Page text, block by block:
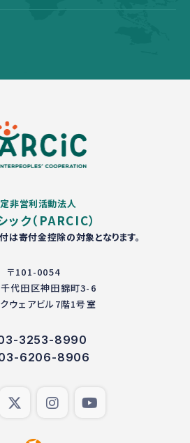
非営利活動法人
ック（PARCIC）
は寄付金控除の対象となります。
〒101-0054
代田区神田錦町3-6
ウェアビル7階1号室
3253-8990
6206-8906